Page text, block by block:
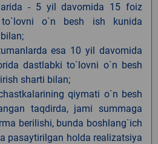
- 5 yil davomida 15 foiz
o`n besh ish kunida
esa 10 yil davomida
dastlabki to`lovni o`n besh
sharti bilan;
qiymati o`n besh
taqdirda, jami summaga
berilishi, bunda boshlang`ich
pasaytirilgan holda realizatsiya